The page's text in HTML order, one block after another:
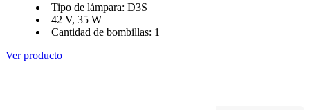
Tipo de lámpara: D3S
42 V, 35 W
Cantidad de bombillas: 1
Ver producto